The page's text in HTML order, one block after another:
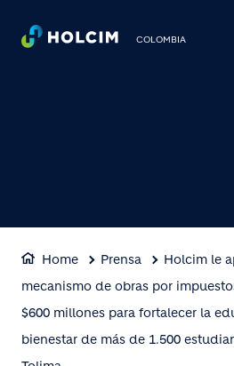
COLOMBIA
Home Prensa
Holcim le
mecanismo de obras por
$600 millones para fortalecer la
bienestar de más de 1.500